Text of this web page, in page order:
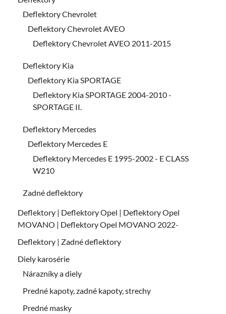
Deflektory Chevrolet
Deflektory Chevrolet AVEO
Deflektory Chevrolet AVEO 2011-2015
Deflektory Kia
Deflektory Kia SPORTAGE
Deflektory Kia SPORTAGE 2004-2010 -
SPORTAGE II.
Deflektory Mercedes
Deflektory Mercedes E
Deflektory Mercedes E 1995-2002 - E CLASS
W210
Zadné deflektory
Deflektory | Deflektory Opel | Deflektory Opel
MOVANO | Deflektory Opel MOVANO 2022-
Deflektory | Zadné deflektory
Diely karosérie
Nárazníky a diely
Predné kapoty, zadné kapoty, strechy
Predné masky